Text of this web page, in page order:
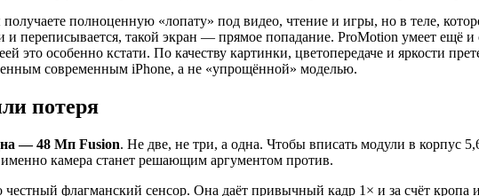
полноценную «лопату» под видео, чтение и игры, но в теле,
переписывается, такой экран — прямое попадание. ProMotion умеет ещё и
это особенно кстати. По качеству картинки, цветопередаче и яркости
современным iPhone, а не «упрощённой» моделью.
потеря
— 48 Мп Fusion. Не две, не три, а одна. Чтобы вписать модули в корпус
камера станет решающим аргументом против.
флагманский сенсор. Она даёт привычный кадр 1× и за счёт